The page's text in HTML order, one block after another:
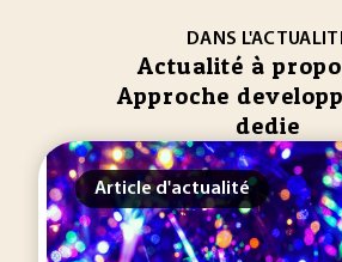
DANS
Actualité à
Approche
dedie
Article d'actualité